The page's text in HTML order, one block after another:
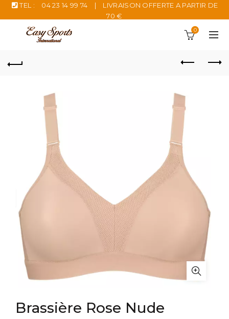
TEL : 04 23 14 99 74 |
LIVRAISON OFFERTE A PARTIR DE
70 €
0
Brassière Rose Nude